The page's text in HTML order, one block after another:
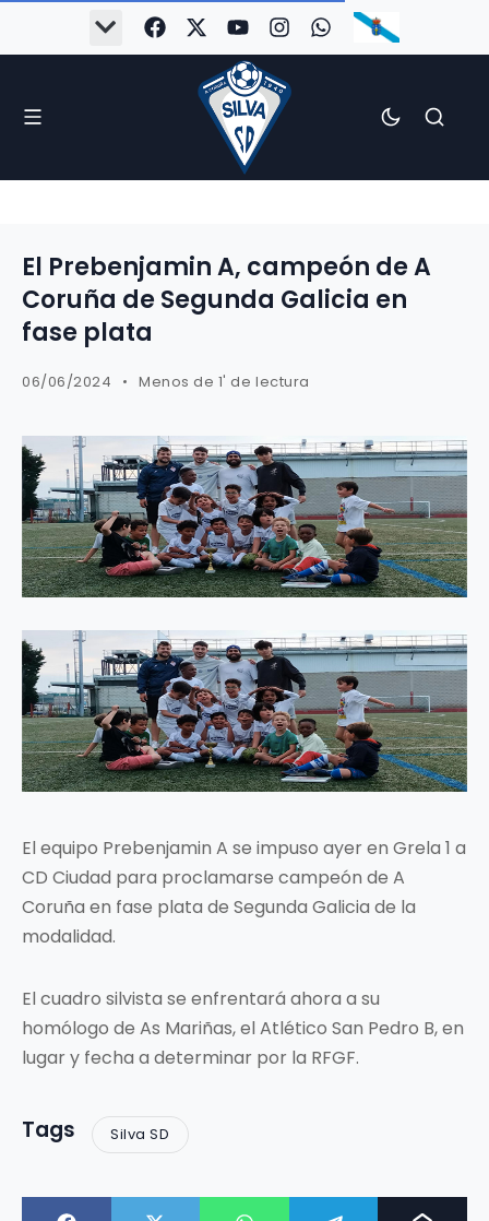
El Prebenjamin A, campeón de A
Coruña de Segunda Galicia en
fase plata
06/06/2024 Menos de 1' de lectura
El equipo Prebenjamin A se impuso ayer en Grela 1 a
CD Ciudad para proclamarse campeón de A
Coruña en fase plata de Segunda Galicia de la
modalidad.
El cuadro silvista se enfrentará ahora a su
homólogo de As Mariñas, el Atlético San Pedro B, en
lugar y fecha a determinar por la RFGF.
Tags Silva SD